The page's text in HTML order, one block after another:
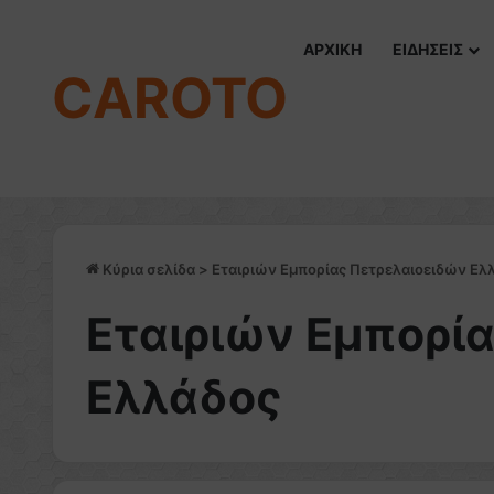
CAROTO
ΑΡΧΙΚΗ ΕΙΔΗΣΕΙΣ
Κύρια σελίδα > Εταιριών Εμπορίας Πετρελαιοειδών
Εταιριών
Ελλάδος